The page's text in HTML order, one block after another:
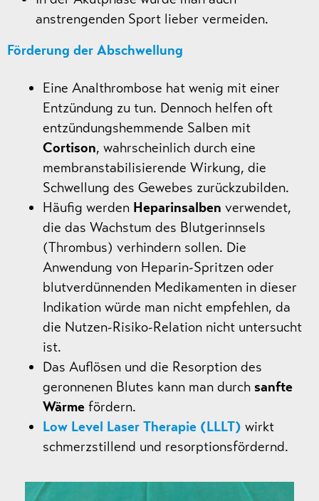
anstrengenden Sport lieber vermeiden.
Förderung der Abschwellung
Eine Analthrombose hat wenig mit einer
Entzündung zu tun. Dennoch helfen oft
entzündungshemmende Salben mit
Cortison, wahrscheinlich durch eine
membranstabilisierende Wirkung, die
Schwellung des Gewebes zurückzubilden.
Häufig werden Heparinsalben verwendet,
die das Wachstum des Blutgerinnsels
(Thrombus) verhindern sollen. Die
Anwendung von Heparin-Spritzen oder
blutverdünnenden Medikamenten in dieser
Indikation würde man nicht empfehlen, da
die Nutzen-Risiko-Relation nicht untersucht
ist.
Das Auflösen und die Resorption des
geronnenen Blutes kann man durch sanfte
Wärme fördern.
Low Level Laser Therapie (LLLT) wirkt
schmerzstillend und resorptionsfördernd.